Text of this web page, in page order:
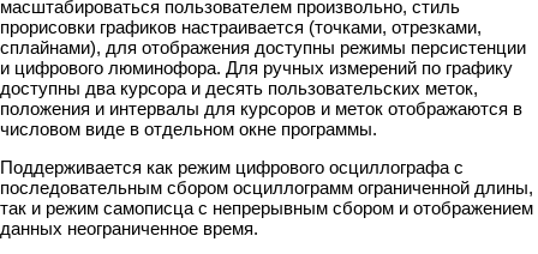
масштабироваться пользователем произвольно, стиль
прорисовки графиков настраивается (точками, отрезками,
сплайнами), для отображения доступны режимы персистенции
и цифрового люминофора. Для ручных измерений по графику
доступны два курсора и десять пользовательских меток,
положения и интервалы для курсоров и меток отображаются в
числовом виде в отдельном окне программы.
Поддерживается как режим цифрового осциллографа с
последовательным сбором осциллограмм ограниченной длины,
так и режим самописца с непрерывным сбором и отображением
данных неограниченное время.